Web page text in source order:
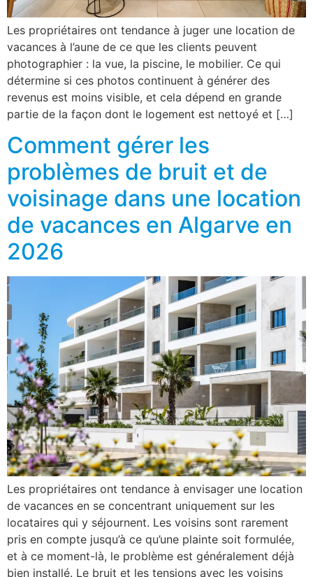
Les propriétaires ont tendance à juger une location de
vacances à l’aune de ce que les clients peuvent
photographier : la vue, la piscine, le mobilier. Ce qui
détermine si ces photos continuent à générer des
revenus est moins visible, et cela dépend en grande
partie de la façon dont le logement est nettoyé et […]
Comment gérer les
problèmes de bruit et de
voisinage dans une location
de vacances en Algarve en
2026
Les propriétaires ont tendance à envisager une location
de vacances en se concentrant uniquement sur les
locataires qui y séjournent. Les voisins sont rarement
pris en compte jusqu’à ce qu’une plainte soit formulée,
et à ce moment-là, le problème est généralement déjà
bien installé. Le bruit et les tensions avec les voisins